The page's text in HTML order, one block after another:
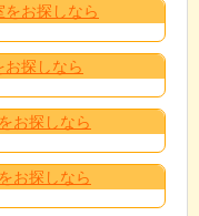
お探しなら
探しなら
お探しなら
お探しなら